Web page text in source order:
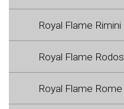
Royal Flame Rimini
Royal Flame Rodos
Royal Flame Rome